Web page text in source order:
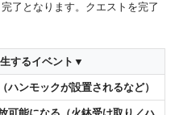
了となります。クエストを完了
するイベント▼
ハンモックが設置されるなど）